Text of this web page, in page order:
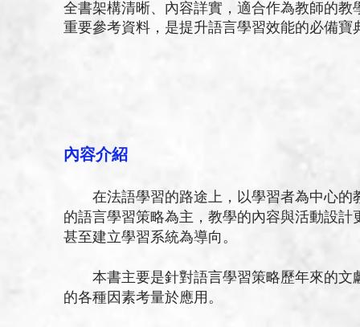
全書架構清晰、內容詳實，適合作為教師的
重要參考資料，是提升語言學習效能的必備寶
內容介紹
在法語學習的路途上，以學習者為中心的
的語言學習策略為主，教學的內容與活動設
甚至建立學習系統為導向。
本書主要是針對語言學習策略歷年來的文
的各種因素考量於應用。